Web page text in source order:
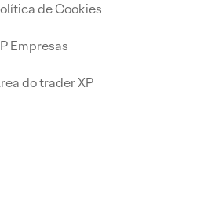
de Cookies
Empresas
do trader XP